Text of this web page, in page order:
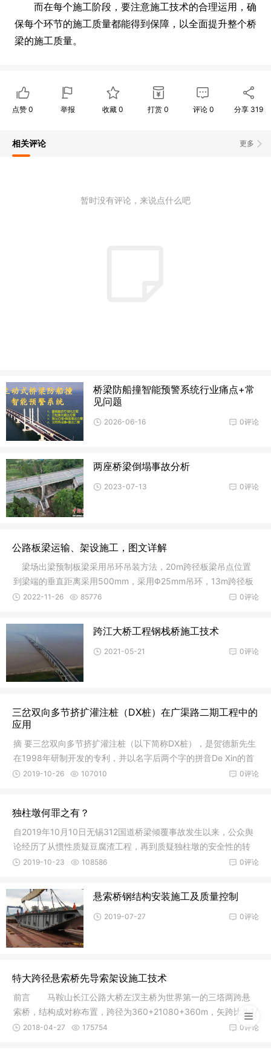
而在每个施工阶段，要注意施工技术的合理运用，确
保每个环节的施工质量都能得到保障，以全面提升整个桥
梁的施工质量。
点赞 0 举报 收藏0 打赏 0 评论 0 分享 319
更多
相关评论
暂时没有评论，来说点什么吧
桥梁防船撞智能预警系统行业痛点+常
见问题
0评论
2026-06-16
两座桥梁倒塌事故分析
0评论
2023-07-13
公路板梁运输、架设施工，图文详解
梁场出梁预制板梁采用吊环吊装方法，20m跨径板梁吊点位置
到梁端的垂直距离采用500mm，采用Φ25mm吊环，13m跨径板
梁吊点位置
0评论
2022-11-26 85776
跨江大桥工程钢栈桥施工技术
0评论
2021-05-21
三岔双向多节挤扩灌注桩（DX桩）在广渠路二期工程中的
应用
摘 要三岔双向多节挤扩灌注桩（以下简称DX桩），是贺德新先生
在1998年研制开发的专利，并以名字后两个字的拼音De Xin的首
字母命
0评论
2019-10-26 107010
独柱墩何罪之有？
自2019年10月10日无锡312国道桥梁倾覆事故发生以来，公众舆
论经历了从惯性质疑豆腐渣工程，再到质疑独柱墩的安全性的转
变。2019
0评论
2019-10-23 108586
悬索桥钢结构安装施工及质量控制
0评论
2019-07-27
特大跨径悬索桥先导索架设施工技术
前言 马鞍山长江公路大桥左汊主桥为世界第一的三塔两跨悬
索桥，结构成对称布置，跨径为360+21080+360m，矢跨比为1/
9，主缆长3
0评论
2018-04-27 175754